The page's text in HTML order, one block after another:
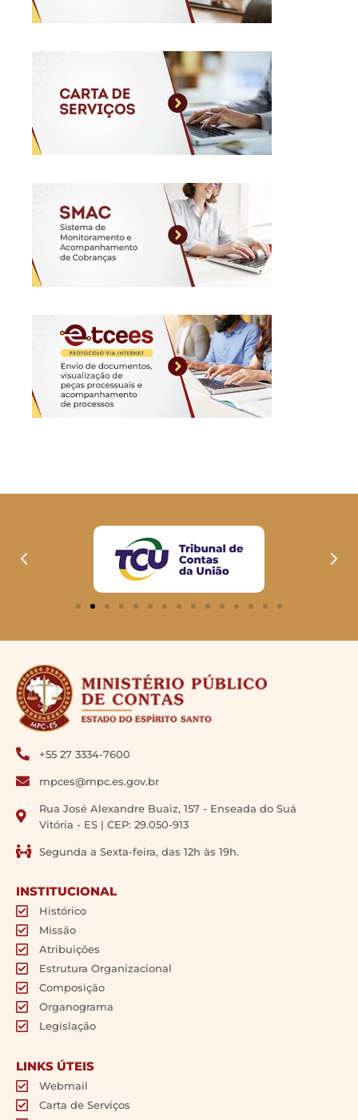
+55 27 3334-7600
mpces@mpc.es.gov.br
Rua José Alexandre Buaiz, 157 - Enseada do Suá
Vitória - ES | CEP: 29.050-913
Segunda a Sexta-feira, das 12h às 19h.
INSTITUCIONAL
Histórico
Missão
Atribuições
Estrutura Organizacional
Composição
Organograma
Legislação
LINKS ÚTEIS
Webmail
Carta de Serviços